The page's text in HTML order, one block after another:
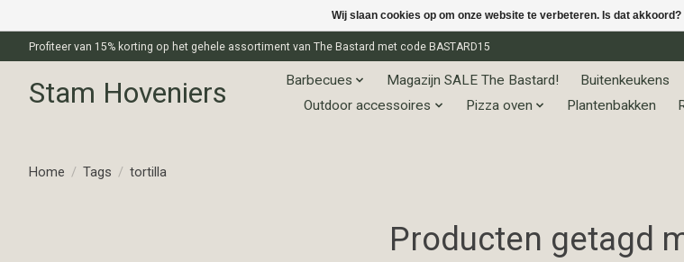
Profiteer van 15% korting op het gehele assortiment van The Bastard met code BASTARD15
Stam Hoveniers Barbecues Magazijn SALE The Bastard! Buitenkeukens
Outdoor accessoires
Pizza oven Plantenbakken
Home / Tags / tortilla
Producten getagd
Wij slaan cookies op om onze website te verbeteren. Is dat akkoord?